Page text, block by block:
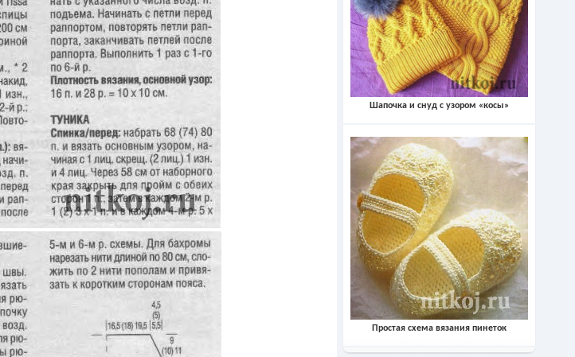
Шапочка и снуд с узором «косы»
Простая схема вязания пинеток